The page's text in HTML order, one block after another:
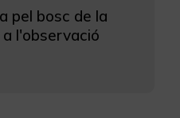
pel bosc de la
l'observació